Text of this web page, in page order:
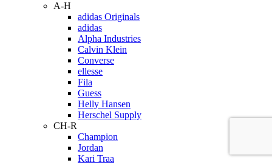
A-H
adidas Originals
adidas
Alpha Industries
Calvin Klein
Converse
ellesse
Fila
Guess
Helly Hansen
Herschel Supply
CH-R
Champion
Jordan
Kari Traa